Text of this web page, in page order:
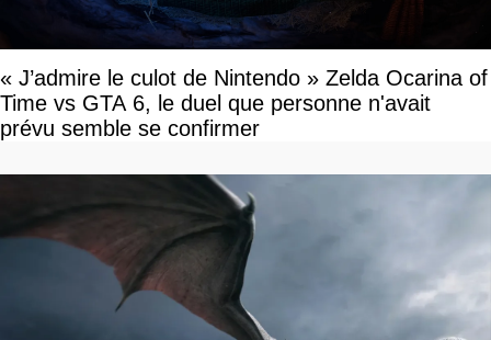
« J’admire le culot de Nintendo » Zelda Ocarina of
Time vs GTA 6, le duel que personne n'avait
prévu semble se confirmer